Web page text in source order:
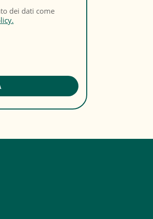
dei dati come